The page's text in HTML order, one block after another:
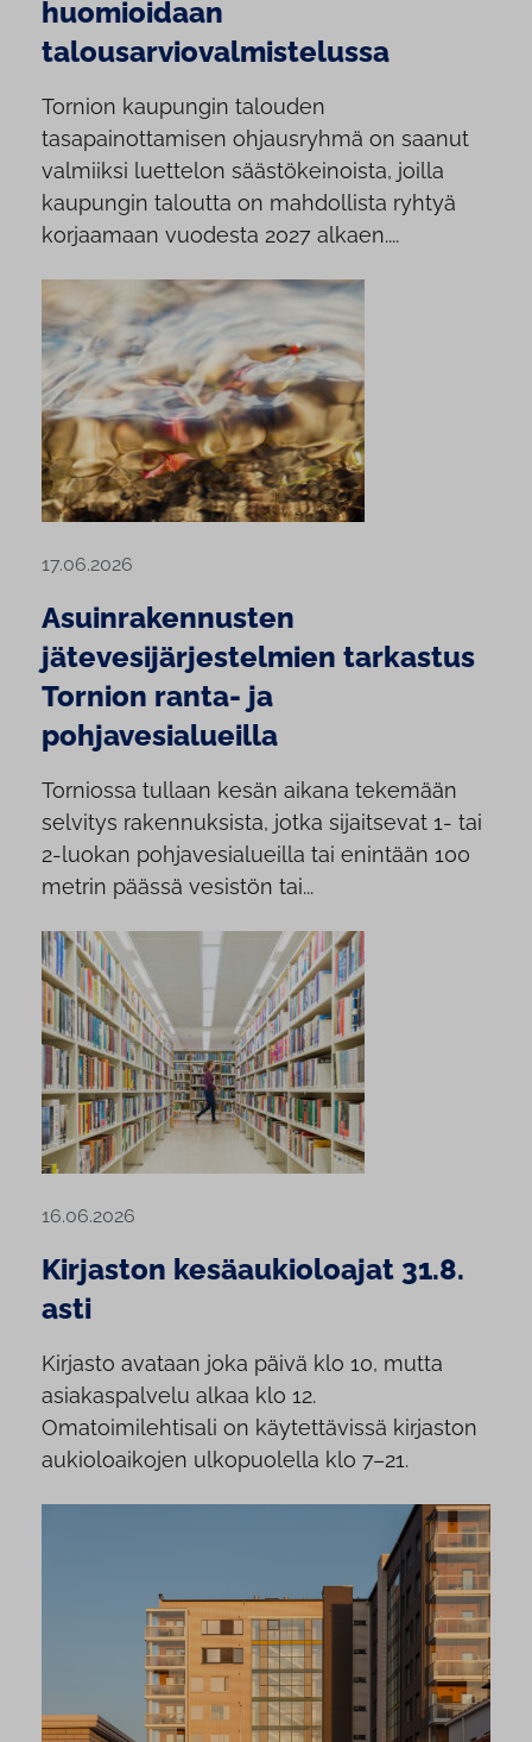
huomioidaan
talousarviovalmistelussa
Tornion kaupungin talouden
tasapainottamisen ohjausryhmä on saanut
valmiiksi luettelon säästökeinoista, joilla
kaupungin taloutta on mahdollista ryhtyä
korjaamaan vuodesta 2027 alkaen....
17.06.2026
Asuinrakennusten
jätevesijärjestelmien tarkastus
Tornion ranta- ja
pohjavesialueilla
Torniossa tullaan kesän aikana tekemään
selvitys rakennuksista, jotka sijaitsevat 1- tai
2-luokan pohjavesialueilla tai enintään 100
metrin päässä vesistön tai...
16.06.2026
Kirjaston kesäaukioloajat 31.8.
asti
Kirjasto avataan joka päivä klo 10, mutta
asiakaspalvelu alkaa klo 12.
Omatoimilehtisali on käytettävissä kirjaston
aukioloaikojen ulkopuolella klo 7–21.